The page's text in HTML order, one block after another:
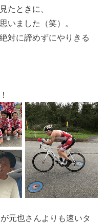
たときに、
いました（笑）。
対に諦めずにやりきる
元也さんよりも速いタ